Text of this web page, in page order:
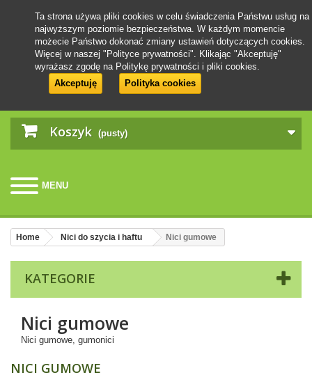
Koszyk (pusty)
MENU
Ta strona używa pliki cookies w celu świadczenia Państwu usług na
najwyższym poziomie bezpieczeństwa. W każdym momencie
możecie Państwo dokonać zmiany ustawień dotyczących cookies.
Więcej w naszej "Polityce prywatności". Klikając "Akceptuję"
wyrażasz zgodę na Politykę prywatności i pliki cookies.
Akceptuję
Polityka cookies
Home Nici do szycia i haftu Nici gumowe
KATEGORIE
Nici gumowe
Nici gumowe, gumonici
NICI GUMOWE